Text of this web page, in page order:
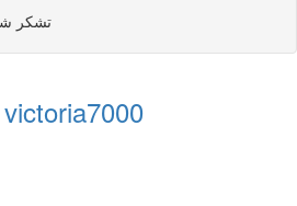
تشکر
victoria7000